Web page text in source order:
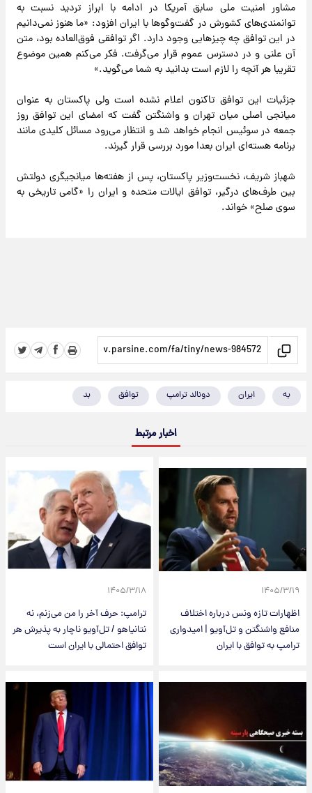
مشاور امنیت ملی سابق آمریکا در ادامه با ابراز تردید نسبت به
توانمندی‌های کشورش در گفت‌وگوها با ایران افزود: «ما هنوز نمی‌دانیم
در این توافق چه چیزهایی وجود دارد. اگر توافقی فوق‌العاده بود، متن
آن علنی و در دسترس عموم قرار می‌گرفت. فکر می‌کنم همین موضوع
تقریبا هر آنچه را لازم است بدانید به شما می‌گوید.»
جزئیات این توافق تاکنون اعلام نشده است ولی پاکستان به عنوان
میانجی اصلی میان تهران و واشنگتن گفت که امضای این توافق روز
جمعه در سوئیس انجام خواهد شد و انتظار می‌رود مسائل کلیدی مانند
برنامه هسته‌ای ایران بعدا مورد بررسی قرار گیرند.
شهباز شریف، نخست‌وزیر پاکستان، پس از هفته‌ها میانجیگری دولتش
بین طرف‌های درگیر، توافق ایالات متحده و ایران را «گامی تاریخی به
سوی صلح» خواند.
به ایران دونالد ترامپ توافق بد
اخبار مرتبط
۱۴۰۵/۳/۱۹
اظهارات تازه ونس درباره اختلاف
منافع واشنگتن و تل‌آویو | امیدواری
ترامپ به توافق با ایران
۱۴۰۵/۳/۱۸
ترامپ: حرف آخر را من می‌زنم، نه
نتانیاهو / تل‌آویو ناچار به پذیرش هر
توافق احتمالی با ایران است